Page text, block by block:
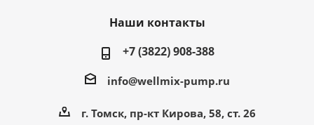
Наши контакты
+7 (3822) 908-388
info@wellmix-pump.ru
г. Томск, пр-кт Кирова, 58, ст. 26